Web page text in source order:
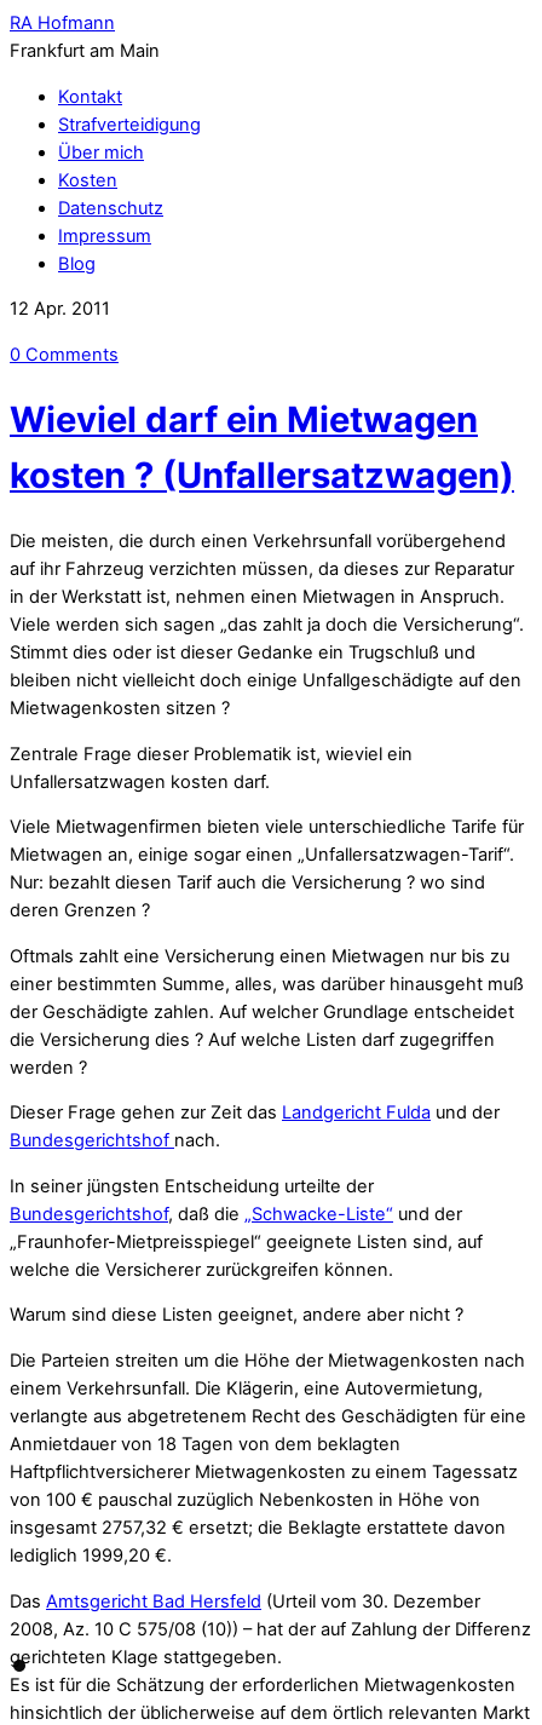
RA Hofmann
Frankfurt am Main
Kontakt
Strafverteidigung
Über mich
Kosten
Datenschutz
Impressum
Blog
12 Apr. 2011
0 Comments
Wieviel darf ein Mietwagen
kosten ? (Unfallersatzwagen)
Die meisten, die durch einen Verkehrsunfall vorübergehend
auf ihr Fahrzeug verzichten müssen, da dieses zur Reparatur
in der Werkstatt ist, nehmen einen Mietwagen in Anspruch.
Viele werden sich sagen „das zahlt ja doch die Versicherung“.
Stimmt dies oder ist dieser Gedanke ein Trugschluß und
bleiben nicht vielleicht doch einige Unfallgeschädigte auf den
Mietwagenkosten sitzen ?
Zentrale Frage dieser Problematik ist, wieviel ein
Unfallersatzwagen kosten darf.
Viele Mietwagenfirmen bieten viele unterschiedliche Tarife für
Mietwagen an, einige sogar einen „Unfallersatzwagen-Tarif“.
Nur: bezahlt diesen Tarif auch die Versicherung ? wo sind
deren Grenzen ?
Oftmals zahlt eine Versicherung einen Mietwagen nur bis zu
einer bestimmten Summe, alles, was darüber hinausgeht muß
der Geschädigte zahlen. Auf welcher Grundlage entscheidet
die Versicherung dies ? Auf welche Listen darf zugegriffen
werden ?
Dieser Frage gehen zur Zeit das Landgericht Fulda und der
Bundesgerichtshof nach.
In seiner jüngsten Entscheidung urteilte der
Bundesgerichtshof, daß die „Schwacke-Liste“ und der
„Fraunhofer-Mietpreisspiegel“ geeignete Listen sind, auf
welche die Versicherer zurückgreifen können.
Warum sind diese Listen geeignet, andere aber nicht ?
Die Parteien streiten um die Höhe der Mietwagenkosten nach
einem Verkehrsunfall. Die Klägerin, eine Autovermietung,
verlangte aus abgetretenem Recht des Geschädigten für eine
Anmietdauer von 18 Tagen von dem beklagten
Haftpflichtversicherer Mietwagenkosten zu einem Tagessatz
von 100 € pauschal zuzüglich Nebenkosten in Höhe von
insgesamt 2757,32 € ersetzt; die Beklagte erstattete davon
lediglich 1999,20 €.
Das Amtsgericht Bad Hersfeld (Urteil vom 30. Dezember
2008, Az. 10 C 575/08 (10)) – hat der auf Zahlung der Differenz
gerichteten Klage stattgegeben.
Es ist für die Schätzung der erforderlichen Mietwagenkosten
hinsichtlich der üblicherweise auf dem örtlich relevanten Markt